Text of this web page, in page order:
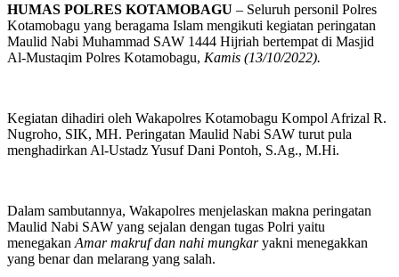
HUMAS POLRES KOTAMOBAGU – Seluruh personil Polres
Kotamobagu yang beragama Islam mengikuti kegiatan peringatan
Maulid Nabi Muhammad SAW 1444 Hijriah bertempat di Masjid
Al-Mustaqim Polres Kotamobagu, Kamis (13/10/2022).
Kegiatan dihadiri oleh Wakapolres Kotamobagu Kompol Afrizal R.
Nugroho, SIK, MH. Peringatan Maulid Nabi SAW turut pula
menghadirkan Al-Ustadz Yusuf Dani Pontoh, S.Ag., M.Hi.
Dalam sambutannya, Wakapolres menjelaskan makna peringatan
Maulid Nabi SAW yang sejalan dengan tugas Polri yaitu
menegakan Amar makruf dan nahi mungkaryakni menegakkan
yang benar dan melarang yang salah.